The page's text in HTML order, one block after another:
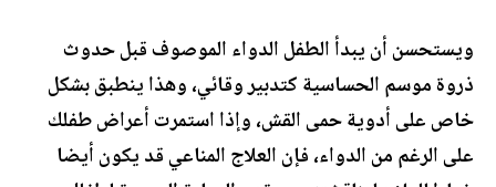
ويستحسن أن يبدأ الطفل الدواء الموصوف قبل حدوث
ذروة موسم الحساسية كتدبير وقائي، وهذا ينطبق بشكل
خاص على أدوية حمى القش، وإذا استمرت أعراض طفلك
على الرغم من الدواء، فإن العلاج المناعي قد يكون أيضا